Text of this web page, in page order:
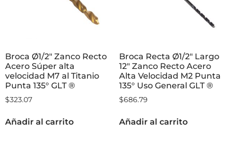
Broca Ø1/2″ Zanco Recto
Acero Súper alta
velocidad M7 al Titanio
Punta 135° GLT ®
$323.07
Añadir al carrito
Broca Recta Ø1/2″ Largo
12″ Zanco Recto Acero
Alta Velocidad M2 Punta
135° Uso General GLT ®
$686.79
Añadir al carrito